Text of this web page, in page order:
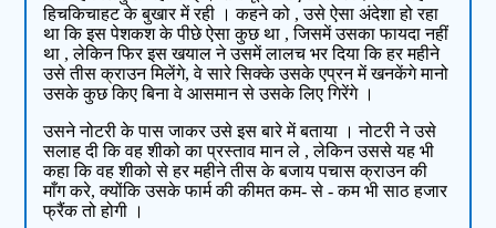
हिचकिचाहट के बुखार में रही । कहने को , उसे ऐसा अंदेशा हो रहा
था कि इस पेशकश के पीछे ऐसा कुछ था , जिसमें उसका फायदा नहीं
था , लेकिन फिर इस खयाल ने उसमें लालच भर दिया कि हर महीने
उसे तीस क्राउन मिलेंगे, वे सारे सिक्के उसके एप्रन में खनकेंगे मानो
उसके कुछ किए बिना वे आसमान से उसके लिए गिरेंगे ।
उसने नोटरी के पास जाकर उसे इस बारे में बताया । नोटरी ने उसे
सलाह दी कि वह शीको का प्रस्ताव मान ले , लेकिन उससे यह भी
कहा कि वह शीको से हर महीने तीस के बजाय पचास क्राउन की
माँग करे, क्योंकि उसके फार्म की कीमत कम- से - कम भी साठ हजार
फ्रैंक तो होगी ।